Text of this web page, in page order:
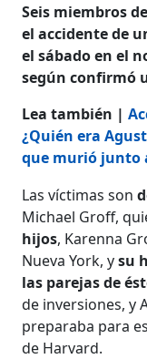
Seis miembros
el accidente de
el sábado en el
según confirmó
Lea también |
¿Quién era
que murió junto
Las víctimas son
Michael Groff,
hijos, Karenna
Nueva York, ysu
las parejas de
de inversiones, y
preparaba para
de Harvard.